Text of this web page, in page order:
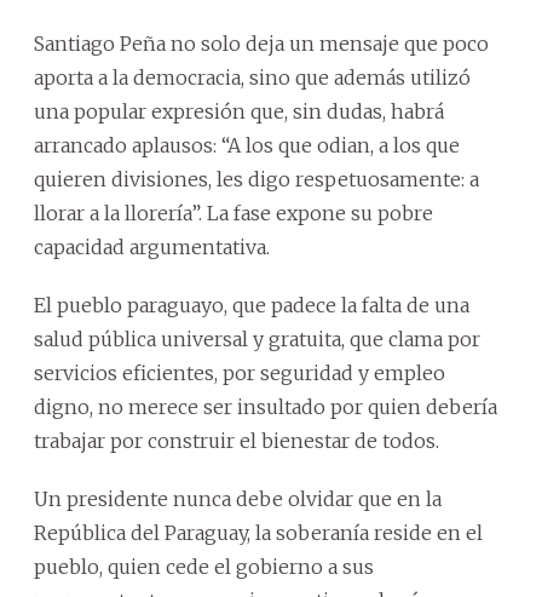
Santiago Peña no solo deja un mensaje que poco
aporta a la democracia, sino que además utilizó
una popular expresión que, sin dudas, habrá
arrancado aplausos: “A los que odian, a los que
quieren divisiones, les digo respetuosamente: a
llorar a la llorería”. La fase expone su pobre
capacidad argumentativa.
El pueblo paraguayo, que padece la falta de una
salud pública universal y gratuita, que clama por
servicios eficientes, por seguridad y empleo
digno, no merece ser insultado por quien debería
trabajar por construir el bienestar de todos.
Un presidente nunca debe olvidar que en la
República del Paraguay, la soberanía reside en el
pueblo, quien cede el gobierno a sus